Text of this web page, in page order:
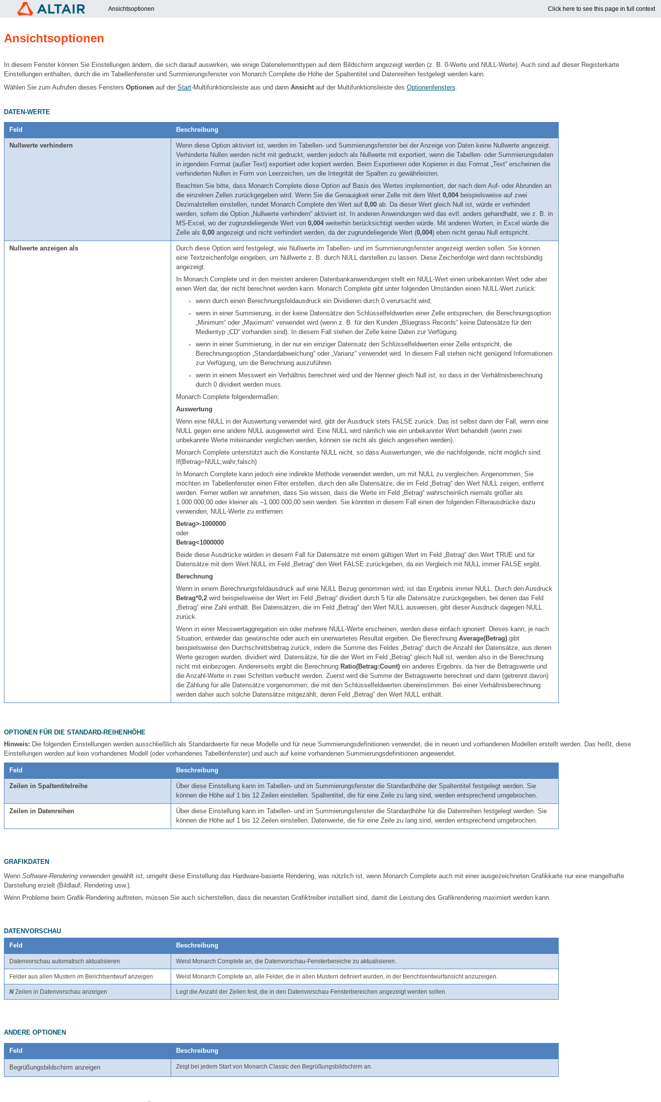
Ansichtsoptionen Click here to see this page in full context
Ansichtsoptionen
In diesem Fenster können Sie Einstellungen ändern, die sich darauf auswirken, wie einige Datenelementtypen auf dem Bildschirm angezeigt werden (z. B. 0-Werte und NULL-Werte). Auch sind auf dieser Registerkarte
Einstellungen enthalten, durch die im Tabellenfenster und Summierungsfenster von Monarch Complete die Höhe der Spaltentitel und Datenreihen festgelegt werden kann.
Wählen Sie zum Aufrufen dieses Fensters Optionen auf der Start-Multifunktionsleiste aus und dann Ansicht auf der Multifunktionsleiste des Optionenfensters
DATEN-WERTE
Feld Beschreibung
Nullwerte verhindern
Wenn diese Option aktiviert ist, werden im Tabellen- und Summierungsfenster bei der Anzeige von Daten keine Nullwerte angezeigt.
Verhinderte Nullen werden nicht mit gedruckt, werden jedoch als Nullwerte mit exportiert, wenn die Tabellen- oder Summierungsdaten
in irgendein Format (außer Text) exportiert oder kopiert werden. Beim Exportieren oder Kopieren in das Format „Text“ erscheinen die
verhinderten Nullen in Form von Leerzeichen, um die Integrität der Spalten zu gewährleisten.
Beachten Sie bitte, dass Monarch Complete diese Option auf Basis des Wertes implementiert, der nach dem Auf- oder Abrunden an
die einzelnen Zellen zurückgegeben wird. Wenn Sie die Genauigkeit einer Zelle mit dem Wert 0,004beispielsweise auf zwei
Dezimalstellen einstellen, rundet Monarch Complete den Wert auf 0,00 ab. Da dieser Wert gleich Null ist, würde er verhindert
werden, sofern die Option „Nullwerte verhindern“ aktiviert ist. In anderen Anwendungen wird das evtl. anders gehandhabt, wie z. B. in
MS-Excel, wo der zugrundeliegende Wert von 0,004weiterhin berücksichtigt werden würde. Mit anderen Worten, in Excel würde die
Zelle als 0,00 angezeigt und nicht verhindert werden, da der zugrundeliegende Wert (0,004) eben nicht genau Null entspricht.
Nullwerte anzeigen als
Durch diese Option wird festgelegt, wie Nullwerte im Tabellen- und im Summierungsfenster angezeigt werden sollen. Sie können
eine Textzeichenfolge eingeben, um Nullwerte z. B. durch NULL darstellen zu lassen. Diese Zeichenfolge wird dann rechtsbündig
angezeigt.
In Monarch Complete und in den meisten anderen Datenbankanwendungen stellt ein NULL-Wert einen unbekannten Wert oder aber
einen Wert dar, der nicht berechnet werden kann. Monarch Complete gibt unter folgenden Umständen einen NULL-Wert zurück:
wenn durch einen Berechnungsfeldausdruck ein Dividieren durch 0 verursacht wird;
wenn in einer Summierung, in der keine Datensätze den Schlüsselfeldwerten einer Zelle entsprechen, die Berechnungsoption
„Minimum“ oder „Maximum“ verwendet wird (wenn z. B. für den Kunden „Bluegrass Records“ keine Datensätze für den
Medientyp „CD“ vorhanden sind). In diesem Fall stehen der Zelle keine Daten zur Verfügung.
wenn in einer Summierung, in der nur ein einziger Datensatz den Schlüsselfeldwerten einer Zelle entspricht, die
Berechnungsoption „Standardabweichung“ oder „Varianz“ verwendet wird. In diesem Fall stehen nicht genügend Informationen
zur Verfügung, um die Berechnung auszuführen.
wenn in einem Messwert ein Verhältnis berechnet wird und der Nenner gleich Null ist, so dass in der Verhältnisberechnung
durch 0 dividiert werden muss.
Monarch Complete folgendermaßen:
Auswertung
Wenn eine NULL in der Auswertung verwendet wird, gibt der Ausdruck stets FALSE zurück. Das ist selbst dann der Fall, wenn eine
NULL gegen eine andere NULL ausgewertet wird. Eine NULL wird nämlich wie ein unbekannter Wert behandelt (wenn zwei
unbekannte Werte miteinander verglichen werden, können sie nicht als gleich angesehen werden).
Monarch Complete unterstützt auch die Konstante NULL nicht, so dass Auswertungen, wie die nachfolgende, nicht möglich sind:
If(Betrag=NULL;wahr;falsch)
In Monarch Complete kann jedoch eine indirekte Methode verwendet werden, um mit NULL zu vergleichen. Angenommen, Sie
möchten im Tabellenfenster einen Filter erstellen, durch den alle Datensätze, die im Feld „Betrag“ den Wert NULL zeigen, entfernt
werden. Ferner wollen wir annehmen, dass Sie wissen, dass die Werte im Feld „Betrag“ wahrscheinlich niemals größer als
1.000.000,00 oder kleiner als –1.000.000,00 sein werden. Sie könnten in diesem Fall einen der folgenden Filterausdrücke dazu
verwenden, NULL-Werte zu entfernen:
Betrag>-1000000
oder
Betrag<1000000
Beide diese Ausdrücke würden in diesem Fall für Datensätze mit einem gültigen Wert im Feld „Betrag“ den Wert TRUE und für
Datensätze mit dem Wert NULL im Feld „Betrag“ den Wert FALSE zurückgeben, da ein Vergleich mit NULL immer FALSE ergibt.
Berechnung
Wenn in einem Berechnungsfeldausdruck auf eine NULL Bezug genommen wird, ist das Ergebnis immer NULL. Durch den Ausdruck
Betrag*0,2 wird beispielsweise der Wert im Feld „Betrag“ dividiert durch 5 für alle Datensätze zurückgegeben, bei denen das Feld
„Betrag“ eine Zahl enthält. Bei Datensätzen, die im Feld „Betrag“ den Wert NULL ausweisen, gibt dieser Ausdruck dagegen NULL
zurück.
Wenn in einer Messwertaggregation ein oder mehrere NULL-Werte erscheinen, werden diese einfach ignoriert. Dieses kann, je nach
Situation, entweder das gewünschte oder auch ein unerwartetes Resultat ergeben. Die Berechnung Average(Betrag) gibt
beispielsweise den Durchschnittsbetrag zurück, indem die Summe des Feldes „Betrag“ durch die Anzahl der Datensätze, aus denen
Werte gezogen wurden, dividiert wird. Datensätze, für die der Wert im Feld „Betrag“ gleich Null ist, werden also in die Berechnung
nicht mit einbezogen. Andererseits ergibt die Berechnung Ratio(Betrag:Count) ein anderes Ergebnis, da hier die Betragswerte und
die Anzahl-Werte in zwei Schritten verbucht werden. Zuerst wird die Summe der Betragswerte berechnet und dann (getrennt davon)
die Zählung für alle Datensätze vorgenommen, die mit den Schlüsselfeldwerten übereinstimmen. Bei einer Verhältnisberechnung
werden daher auch solche Datensätze mitgezählt, deren Feld „Betrag“ den Wert NULL enthält.
OPTIONEN FÜR DIE STANDARD-REIHENHÖHE
Hinweis: Die folgenden Einstellungen werden ausschließlich als Standardwerte für neue Modelle und für neue Summierungsdefinitionen verwendet, die in neuen und vorhandenen Modellen erstellt werden. Das heißt, diese
Einstellungen werden auf kein vorhandenes Modell (oder vorhandenes Tabellenfenster) und auch auf keine vorhandenen Summierungsdefinitionen angewendet.
Feld Beschreibung
Zeilen in Spaltentitelreihe
Über diese Einstellung kann im Tabellen- und im Summierungsfenster die Standardhöhe der Spaltentitel festgelegt werden. Sie
können die Höhe auf 1 bis 12 Zeilen einstellen. Spaltentitel, die für eine Zeile zu lang sind, werden entsprechend umgebrochen.
Zeilen in Datenreihen
Über diese Einstellung kann im Tabellen- und im Summierungsfenster die Standardhöhe für die Datenreihen festgelegt werden. Sie
können die Höhe auf 1 bis 12 Zeilen einstellen. Datenwerte, die für eine Zeile zu lang sind, werden entsprechend umgebrochen.
GRAFIKDATEN
Wenn Software-Rendering verwenden gewählt ist, umgeht diese Einstellung das Hardware-basierte Rendering, was nützlich ist, wenn Monarch Complete auch mit einer ausgezeichneten Grafikkarte nur eine mangelhafte
Darstellung erzielt (Bildlauf, Rendering usw.).
Wenn Probleme beim Grafik-Rendering auftreten, müssen Sie auch sicherstellen, dass die neuesten Grafiktreiber installiert sind, damit die Leistung des Grafikrendering maximiert werden kann.
DATENVORSCHAU
Feld Beschreibung
Datenvorschau automatisch aktualisieren Weist Monarch Complete an, die Datenvorschau-Fensterbereiche zu aktualisieren.
Felder aus allen Mustern im Berichtsentwurf anzeigen Weist Monarch Complete an, alle Felder, die in allen Mustern definiert wurden, in der Berichtsentwurfansicht anzuzeigen.
N Zeilen in Datenvorschau anzeigen Legt die Anzahl der Zeilen fest, die in den Datenvorschau-Fensterbereichen angezeigt werden sollen.
ANDERE OPTIONEN
Feld Beschreibung
Begrüßungsbildschirm anzeigen Zeigt bei jedem Start von Monarch Classic den Begrüßungsbildschirm an.